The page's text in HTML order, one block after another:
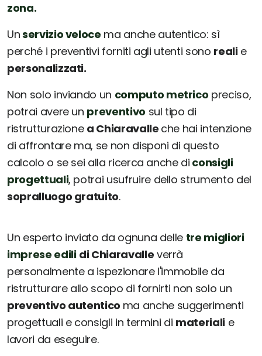
zona.
Unservizio veloce ma anche autentico: sì
perché i preventivi forniti agli utenti sono realie
personalizzati.
Non solo inviando un computo metrico preciso,
potrai avere un preventivo sul tipo di
ristrutturazione a Chiaravalle che hai intenzione
di affrontare ma, se non disponi di questo
calcolo o se sei alla ricerca anche di consigli
progettuali, potrai usufruire dello strumento del
sopralluogo gratuito.
Un esperto inviato da ognuna delle tre migliori
imprese edili di Chiaravalle verrà
personalmente a ispezionare l'immobile da
ristrutturare allo scopo di fornirti non solo un
preventivo autentico ma anche suggerimenti
progettuali e consigli in termini di materialie
lavori da eseguire.